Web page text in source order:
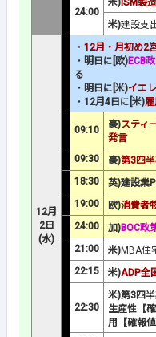
24:00
米) ISM製
米)建設支
12月
2日
(水)
・ 12月・月初め2
・ 明日に[欧)ECB
る
・ 明日に[米)イエ
・ 12月4日に[米)
09:10 豪)スティ
発言
09:30 豪)第3四
18:30
英)建設業
19:00
欧)消費者
24:00
加)BOC政
21:00
米)MBA住
22:15
米)ADP全
22:30
米)第3四
生産性【確
用【確報値